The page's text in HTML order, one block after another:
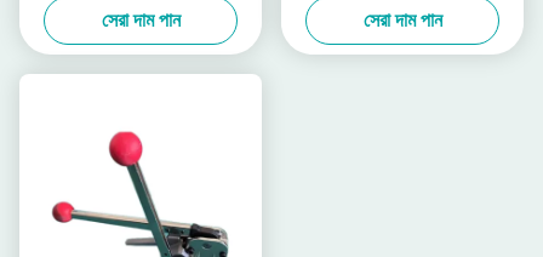
সেরা দাম পান সেরা দাম পান